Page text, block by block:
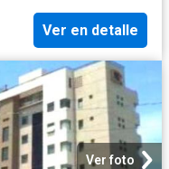
Ver en detalle
Ver foto